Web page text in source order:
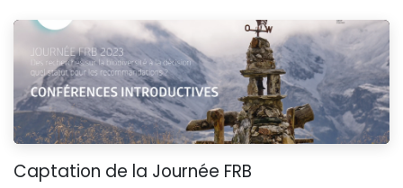
Captation de la Journée FRB